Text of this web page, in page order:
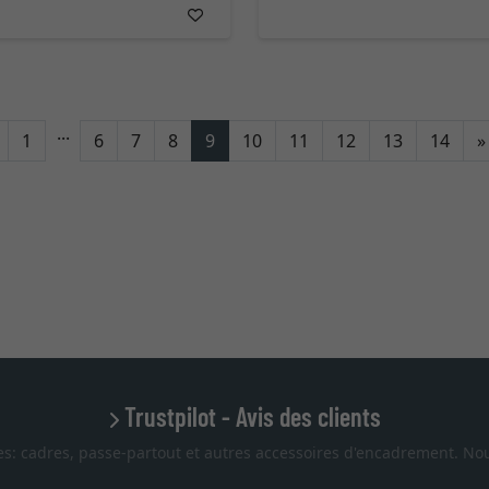
Retour
1 ... 6 7 8 9 10 11 12 13 14 »
Trustpilot - Avis des clients
cadres, passe-partout et autres accessoires d'encadrement.